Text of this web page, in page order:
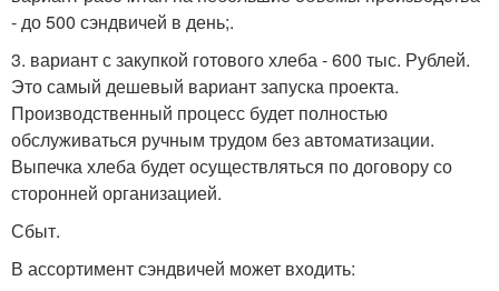
- до 500 сэндвичей в день;.
3. вариант с закупкой готового хлеба - 600 тыс. Рублей.
Это самый дешевый вариант запуска проекта.
Производственный процесс будет полностью
обслуживаться ручным трудом без автоматизации.
Выпечка хлеба будет осуществляться по договору со
сторонней организацией.
Сбыт.
В ассортимент сэндвичей может входить: